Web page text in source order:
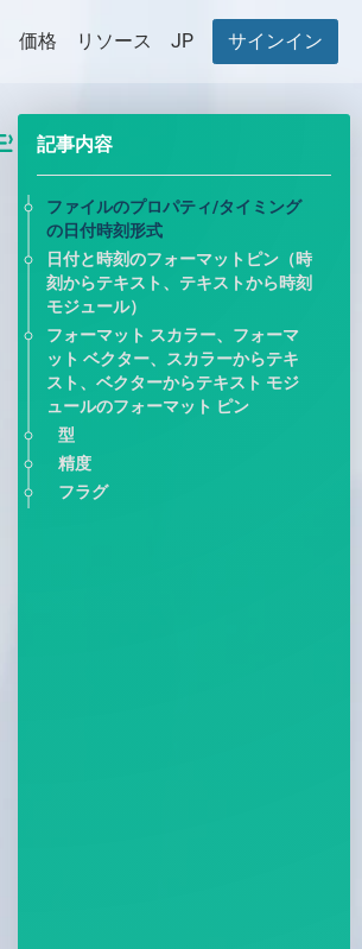
価格 リソース JP サインイン
記事内容
ファイルのプロパティ/タイミング
の日付時刻形式
日付と時刻のフォーマットピン（時
刻からテキスト、テキストから時刻
モジュール）
フォーマット スカラー、フォーマ
ット ベクター、スカラーからテキ
スト、ベクターからテキスト モジ
ュールのフォーマット ピン
型
精度
フラグ